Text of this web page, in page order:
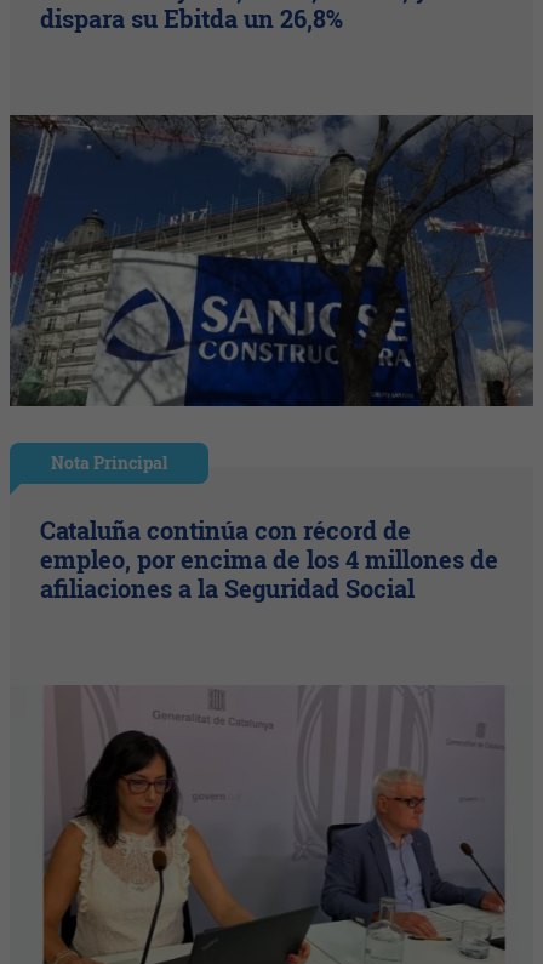
dispara su Ebitda un 26,8%
Nota Principal
Cataluña continúa con récord de
empleo, por encima de los 4 millones de
afiliaciones a la Seguridad Social